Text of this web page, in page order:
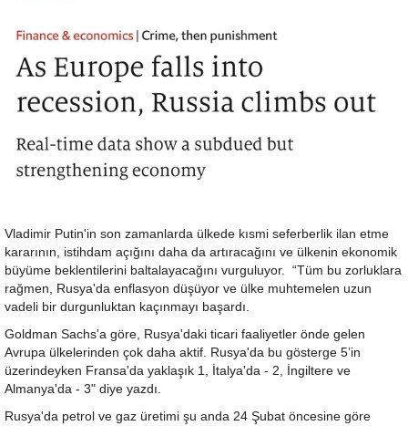
Vladimir Putin'in son zamanlarda ülkede kısmi seferberlik ilan etme
kararının, istihdam açığını daha da artıracağını ve ülkenin ekonomik
büyüme beklentilerini baltalayacağını vurguluyor. “Tüm bu zorluklara
rağmen, Rusya'da enflasyon düşüyor ve ülke muhtemelen uzun
vadeli bir durgunluktan kaçınmayı başardı.
Goldman Sachs'a göre, Rusya'daki ticari faaliyetler önde gelen
Avrupa ülkelerinden çok daha aktif. Rusya'da bu gösterge 5’in
üzerindeyken Fransa'da yaklaşık 1, İtalya'da - 2, İngiltere ve
Almanya'da - 3" diye yazdı.
Rusya'da petrol ve gaz üretimi şu anda 24 Şubat öncesine göre